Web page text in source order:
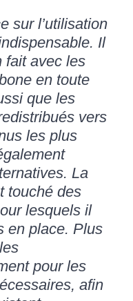
sur l’utilisation
Il
fait avec les
en toute
que les
vers
les plus
La
touché des
lesquels il
en place. Plus
pour les
afin